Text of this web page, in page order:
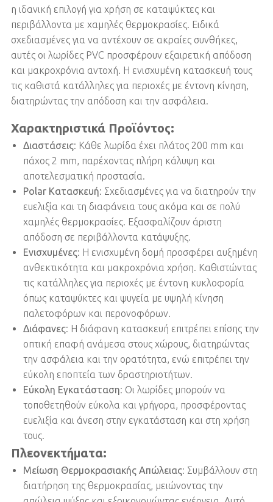
η ιδανική επιλογή για χρήση σε καταψύκτες και
περιβάλλοντα με χαμηλές θερμοκρασίες. Ειδικά
σχεδιασμένες για να αντέχουν σε ακραίες συνθήκες,
αυτές οι λωρίδες PVC προσφέρουν εξαιρετική απόδοση
και μακροχρόνια αντοχή. Η ενισχυμένη κατασκευή τους
τις καθιστά κατάλληλες για περιοχές με έντονη κίνηση,
διατηρώντας την απόδοση και την ασφάλεια.
Χαρακτηριστικά Προϊόντος:
Διαστάσεις: Κάθε λωρίδα έχει πλάτος 200 mm και
πάχος 2 mm, παρέχοντας πλήρη κάλυψη και
αποτελεσματική προστασία.
Polar Κατασκευή: Σχεδιασμένες για να διατηρούν την
ευελιξία και τη διαφάνεια τους ακόμα και σε πολύ
χαμηλές θερμοκρασίες. Εξασφαλίζουν άριστη
απόδοση σε περιβάλλοντα κατάψυξης.
Ενισχυμένες: Η ενισχυμένη δομή προσφέρει αυξημένη
ανθεκτικότητα και μακροχρόνια χρήση. Καθιστώντας
τις κατάλληλες για περιοχές με έντονη κυκλοφορία
όπως καταψύκτες και ψυγεία με υψηλή κίνηση
παλετοφόρων και περονοφόρων.
Διάφανες: Η διάφανη κατασκευή επιτρέπει επίσης την
οπτική επαφή ανάμεσα στους χώρους, διατηρώντας
την ασφάλεια και την ορατότητα, ενώ επιτρέπει την
εύκολη εποπτεία των δραστηριοτήτων.
Εύκολη Εγκατάσταση: Οι λωρίδες μπορούν να
τοποθετηθούν εύκολα και γρήγορα, προσφέροντας
ευελιξία και άνεση στην εγκατάσταση και στη χρήση
τους.
Πλεονεκτήματα:
Μείωση Θερμοκρασιακής Απώλειας: Συμβάλλουν στη
διατήρηση της θερμοκρασίας, μειώνοντας την